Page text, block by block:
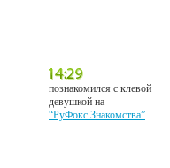
познакомился с клевой
девушкой на
“РуФокс Знакомства”